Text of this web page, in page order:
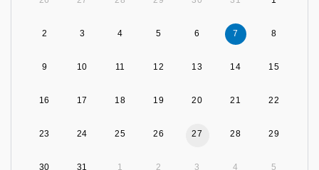
2 3 4 5 6 7 8
9 10 11 12 13 14 15
16 17 18 19 20 21 22
23 24 25 26 27 28 29
30 31 1 2 3 4 5